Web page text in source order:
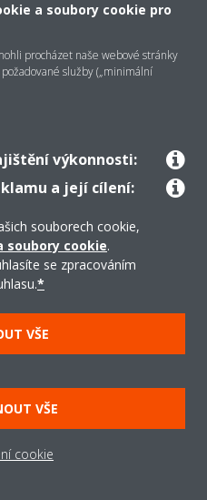
© Daikin
o používání souborů cookie
Firemní etika
a soubory cookie pro
procházet naše webové stránky
služby („minimální
výkonnosti:
a její cílení:
souborech cookie,
soubory cookie.
se zpracováním
*
VŠE
VŠE
cookie